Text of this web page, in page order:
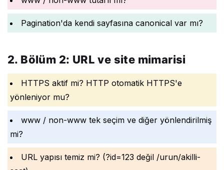
Pagination'da kendi sayfasına canonical var mı?
2. Bölüm 2: URL ve site mimarisi
HTTPS aktif mi? HTTP otomatik HTTPS'e
yönleniyor mu?
www / non-www tek seçim ve diğer yönlendirilmiş
mi?
URL yapısı temiz mi? (?id=123 değil /urun/akilli-